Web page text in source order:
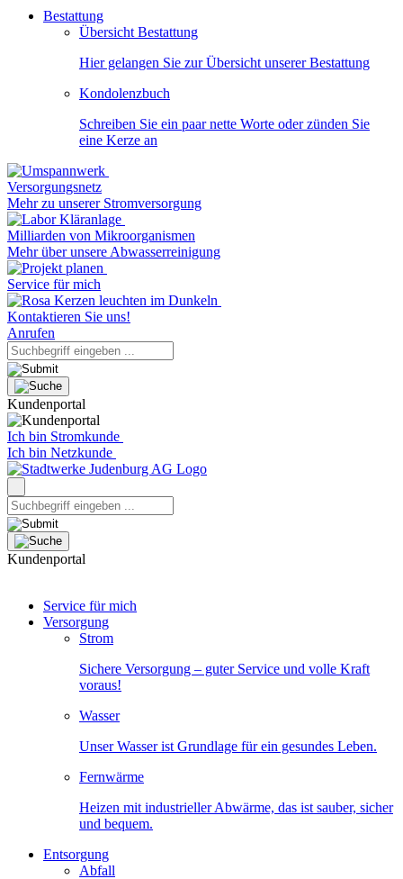
Bestattung
Übersicht Bestattung
Hier gelangen Sie zur Übersicht unserer Bestattung
Kondolenzbuch
Schreiben Sie ein paar nette Worte oder zünden Sie
eine Kerze an
Versorgungsnetz
Mehr zu unserer Stromversorgung
Milliarden von Mikroorganismen
Mehr über unsere Abwasserreinigung
Service für mich
Kontaktieren Sie uns!
Anrufen
Kundenportal
Ich bin Stromkunde
Ich bin Netzkunde
Kundenportal
Service für mich
Versorgung
Strom
Sichere Versorgung – guter Service und volle Kraft
voraus!
Wasser
Unser Wasser ist Grundlage für ein gesundes Leben.
Fernwärme
Heizen mit industrieller Abwärme, das ist sauber, sicher
und bequem.
Entsorgung
Abfall